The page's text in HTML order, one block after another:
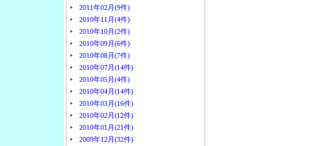
2011年02月(9件)
2010年11月(4件)
2010年10月(2件)
2010年09月(6件)
2010年08月(7件)
2010年07月(14件)
2010年05月(4件)
2010年04月(14件)
2010年03月(16件)
2010年02月(12件)
2010年01月(21件)
2009年12月(32件)